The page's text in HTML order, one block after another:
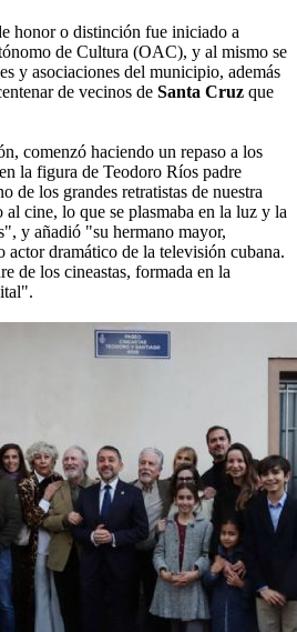
honor o distinción fue iniciado a
de Cultura (OAC), y al mismo se
y asociaciones del municipio, además
de vecinos de Santa Cruz que
comenzó haciendo un repaso a los
la figura de Teodoro Ríos padre
de los grandes retratistas de nuestra
cine, lo que se plasmaba en la luz y la
y añadió "su hermano mayor,
actor dramático de la televisión cubana.
de los cineastas, formada en la